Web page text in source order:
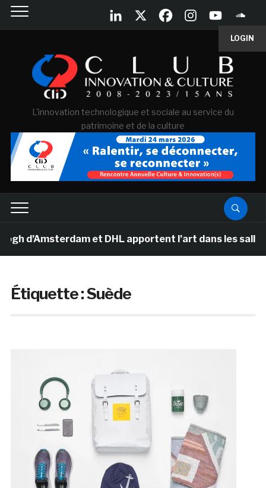
LOGIN
L'innovation technologique et sociale au service du
patrimoine et de la culture
d’Amsterdam et DHL apportent l’art dans les salles de
Étiquette :Suède